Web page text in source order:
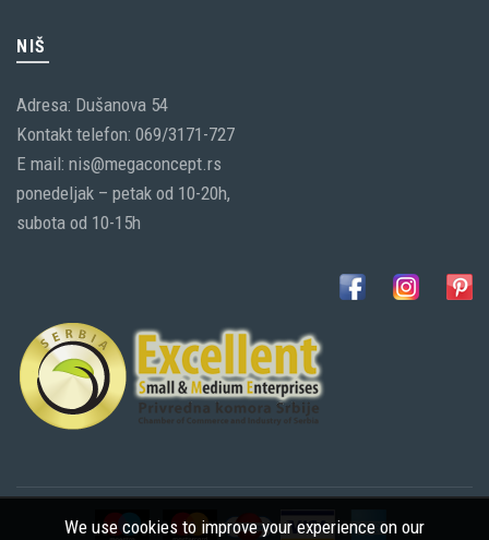
NIŠ
Adresa: Dušanova 54
Kontakt telefon: 069/3171-727
E mail: nis@megaconcept.rs
ponedeljak – petak od 10-20h,
subota od 10-15h
We use cookies to improve your experience on our